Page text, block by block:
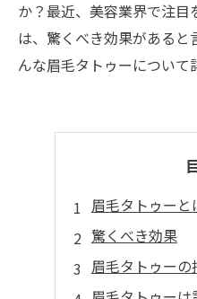
か？最近、美容業界で注
は、驚くべき効果があると
んな眉毛タトゥーについて
眉毛タトゥーと
驚くべき効果
眉毛タトゥーの